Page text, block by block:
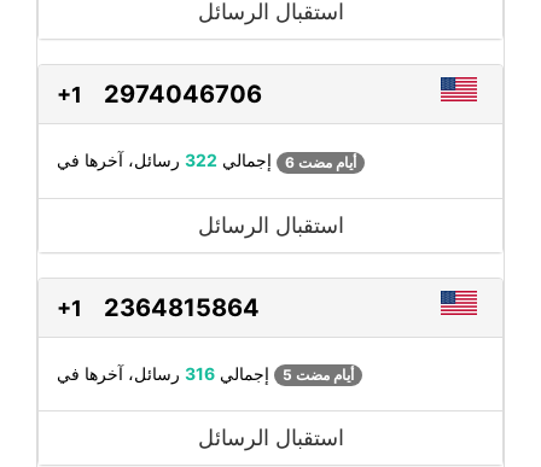
استقبال الرسائل
+1 2974046706
إجمالي 322 6 أيام مضت
استقبال الرسائل
+1 2364815864
إجمالي 316 5 أيام مضت
استقبال الرسائل